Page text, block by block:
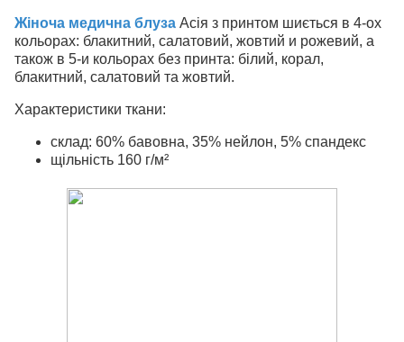
Жіноча медична блуза Асія з принтом шиється в 4-ох
кольорах: блакитний, салатовий, жовтий и рожевий, а
також в 5-и кольорах без принта: білий, корал,
блакитний, салатовий та жовтий.
Характеристики ткани:
склад: 60% бавовна, 35% нейлон, 5% спандекс
щільність 160 г/м²